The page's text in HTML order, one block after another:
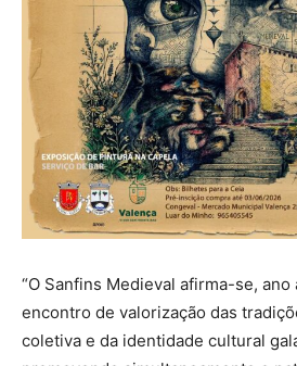
“O Sanfins Medieval afirma-se, ano
encontro de valorização das
coletiva e da identidade cultural